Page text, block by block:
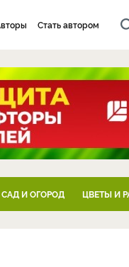
Стать автором
САД И ОГОРОД ЦВЕТЫ И